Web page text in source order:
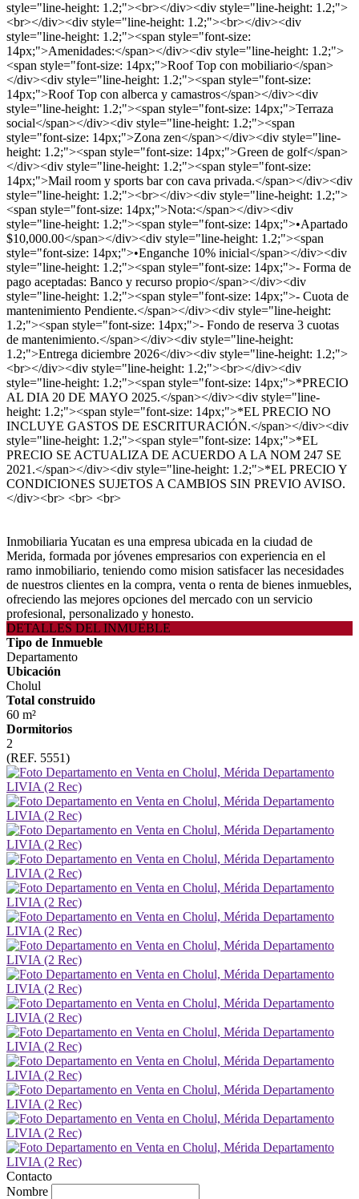
style="line-height: 1.2;"><br></div><div style="line-height: 1.2;">
<br></div><div style="line-height: 1.2;"><br></div><div
style="line-height: 1.2;"><span style="font-size:
14px;">Amenidades:</span></div><div style="line-height: 1.2;">
<span style="font-size: 14px;">Roof Top con mobiliario</span>
</div><div style="line-height: 1.2;"><span style="font-size:
14px;">Roof Top con alberca y camastros</span></div><div
style="line-height: 1.2;"><span style="font-size: 14px;">Terraza
social</span></div><div style="line-height: 1.2;"><span
style="font-size: 14px;">Zona zen</span></div><div style="line-
height: 1.2;"><span style="font-size: 14px;">Green de golf</span>
</div><div style="line-height: 1.2;"><span style="font-size:
14px;">Mail room y sports bar con cava privada.</span></div><div
style="line-height: 1.2;"><br></div><div style="line-height: 1.2;">
<span style="font-size: 14px;">Nota:</span></div><div
style="line-height: 1.2;"><span style="font-size: 14px;">•Apartado
$10,000.00</span></div><div style="line-height: 1.2;"><span
style="font-size: 14px;">•Enganche 10% inicial</span></div><div
style="line-height: 1.2;"><span style="font-size: 14px;">- Forma de
pago aceptadas: Banco y recurso propio</span></div><div
style="line-height: 1.2;"><span style="font-size: 14px;">- Cuota de
mantenimiento Pendiente.</span></div><div style="line-height:
1.2;"><span style="font-size: 14px;">- Fondo de reserva 3 cuotas
de mantenimiento.</span></div><div style="line-height:
1.2;">Entrega diciembre 2026</div><div style="line-height: 1.2;">
<br></div><div style="line-height: 1.2;"><br></div><div
style="line-height: 1.2;"><span style="font-size: 14px;">*PRECIO
AL DIA 20 DE MAYO 2025.</span></div><div style="line-
height: 1.2;"><span style="font-size: 14px;">*EL PRECIO NO
INCLUYE GASTOS DE ESCRITURACIÓN.</span></div><div
style="line-height: 1.2;"><span style="font-size: 14px;">*EL
PRECIO SE ACTUALIZA DE ACUERDO A LA NOM 247 SE
2021.</span></div><div style="line-height: 1.2;">*EL PRECIO Y
CONDICIONES SUJETOS A CAMBIOS SIN PREVIO AVISO.
</div><br> <br> <br>
Inmobiliaria Yucatan es una empresa ubicada en la ciudad de
Merida, formada por jóvenes empresarios con experiencia en el
ramo inmobiliario, teniendo como mision satisfacer las necesidades
de nuestros clientes en la compra, venta o renta de bienes inmuebles,
ofreciendo las mejores opciones del mercado con un servicio
profesional, personalizado y honesto.
DETALLES DEL INMUEBLE
Tipo de Inmueble
Departamento
Ubicación
Cholul
Total construido
60 m²
Dormitorios
2
(REF. 5551)
Contacto
Nombre